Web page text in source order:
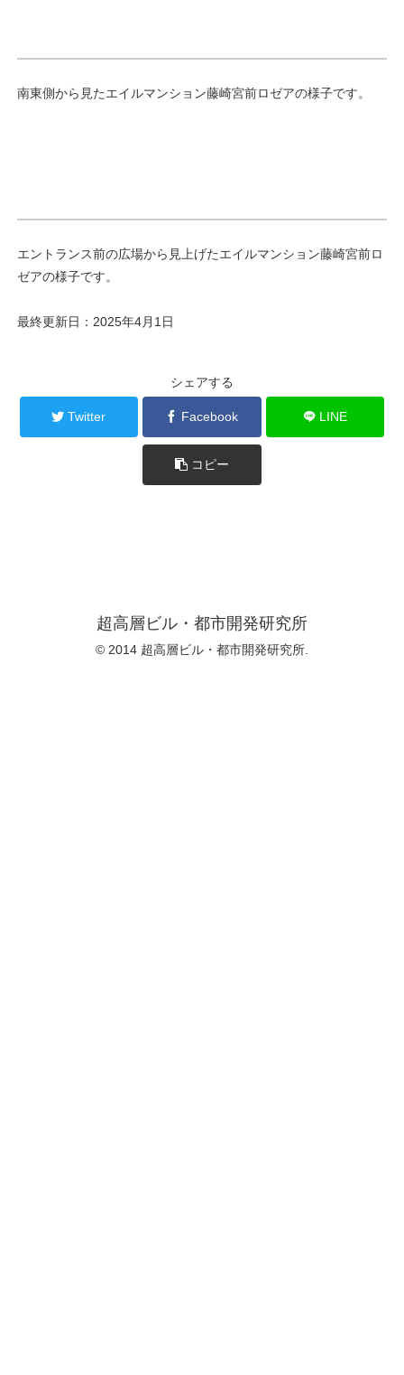
南東側から見たエイルマンション藤崎宮前ロゼアの様子です。
エントランス前の広場から見上げたエイルマンション藤崎宮前ロ
ゼアの様子です。
最終更新日：2025年4月1日
シェアする
Twitter Facebook LINE
コピー
超高層ビル・都市開発研究所
© 2014 超高層ビル・都市開発研究所.